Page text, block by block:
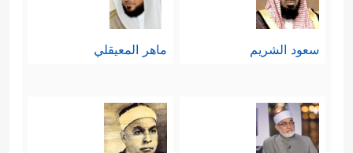
سعود الشريم ماهر المعيقلي